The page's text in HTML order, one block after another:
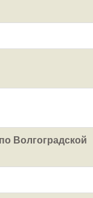
Волгоградской